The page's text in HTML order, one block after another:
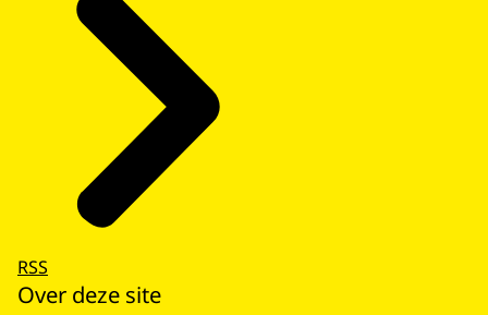
RSS
Over deze site